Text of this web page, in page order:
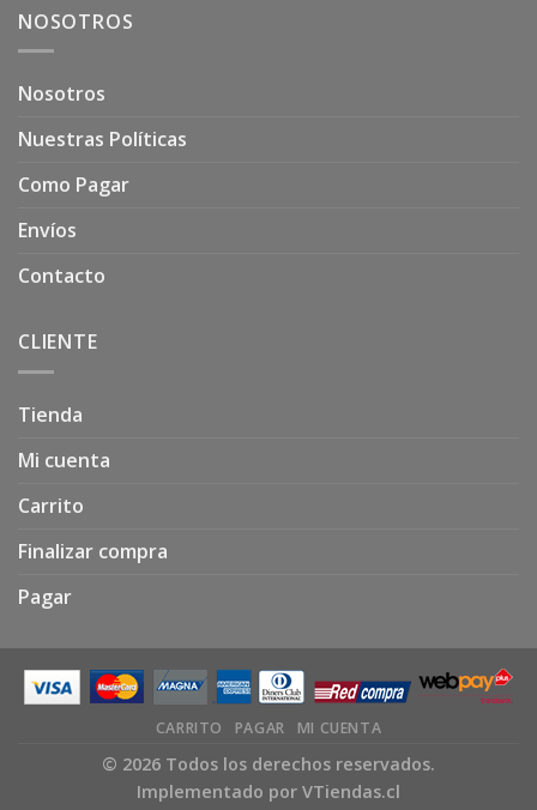
NOSOTROS
Nosotros
Nuestras Políticas
Como Pagar
Envíos
Contacto
CLIENTE
Tienda
Mi cuenta
Carrito
Finalizar compra
Pagar
CARRITO PAGAR MI CUENTA
© 2026 Todos los derechos reservados.
Implementado por VTiendas.cl